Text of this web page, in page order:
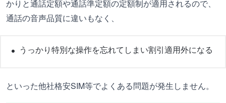
かりと通話定額や通話準定額の定額制が適用されるので、
通話の音声品質に違いもなく、
うっかり特別な操作を忘れてしまい割引適用外になる
といった他社格安SIM等でよくある問題が発生しません。